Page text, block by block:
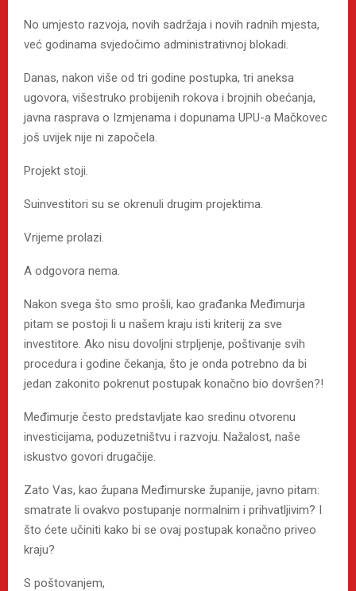
No umjesto razvoja, novih sadržaja i novih radnih mjesta,
već godinama svjedočimo administrativnoj blokadi.
Danas, nakon više od tri godine postupka, tri aneksa
ugovora, višestruko probijenih rokova i brojnih obećanja,
javna rasprava o Izmjenama i dopunama UPU-a Mačkovec
još uvijek nije ni započela.
Projekt stoji.
Suinvestitori su se okrenuli drugim projektima.
Vrijeme prolazi.
A odgovora nema.
Nakon svega što smo prošli, kao građanka Međimurja
pitam se postoji li u našem kraju isti kriterij za sve
investitore. Ako nisu dovoljni strpljenje, poštivanje svih
procedura i godine čekanja, što je onda potrebno da bi
jedan zakonito pokrenut postupak konačno bio dovršen?!
Međimurje često predstavljate kao sredinu otvorenu
investicijama, poduzetništvu i razvoju. Nažalost, naše
iskustvo govori drugačije.
Zato Vas, kao župana Međimurske županije, javno pitam:
smatrate li ovakvo postupanje normalnim i prihvatljivim? I
što ćete učiniti kako bi se ovaj postupak konačno priveo
kraju?
S poštovanjem,